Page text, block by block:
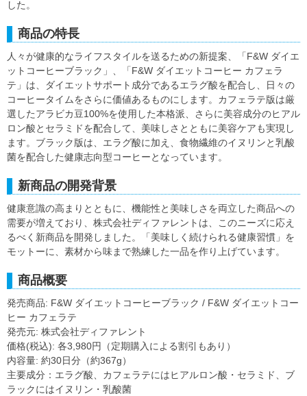
した。
商品の特長
人々が健康的なライフスタイルを送るための新提案、「F&W ダイエ
ットコーヒーブラック」、「F&W ダイエットコーヒー カフェラ
テ」は、ダイエットサポート成分であるエラグ酸を配合し、日々の
コーヒータイムをさらに価値あるものにします。カフェラテ版は厳
選したアラビカ豆100%を使用した本格派、さらに美容成分のヒアル
ロン酸とセラミドを配合して、美味しさとともに美容ケアも実現し
ます。ブラック版は、エラグ酸に加え、食物繊維のイヌリンと乳酸
菌を配合した健康志向型コーヒーとなっています。
新商品の開発背景
健康意識の高まりとともに、機能性と美味しさを両立した商品への
需要が増えており、株式会社ディファレントは、このニーズに応え
るべく新商品を開発しました。「美味しく続けられる健康習慣」を
モットーに、素材から味まで熟練した一品を作り上げています。
商品概要
発売商品: F&W ダイエットコーヒーブラック / F&W ダイエットコー
ヒー カフェラテ
発売元: 株式会社ディファレント
価格(税込): 各3,980円（定期購入による割引もあり）
内容量: 約30日分（約367g）
主要成分：エラグ酸、カフェラテにはヒアルロン酸・セラミド、ブ
ラックにはイヌリン・乳酸菌